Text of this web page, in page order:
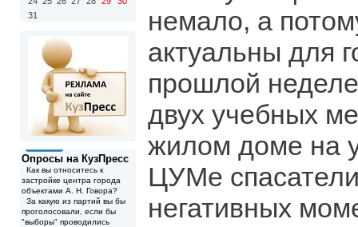
31
Опросы на КузПресс
Как вы относитесь к
застройке центра города
объектами А. Н. Говора?
За какую из партий вы бы
проголосовали, если бы
"выборы" проводились
немало, а
актуальны для
прошлой
двух учебных
жилом доме на
ЦУМе
негативных